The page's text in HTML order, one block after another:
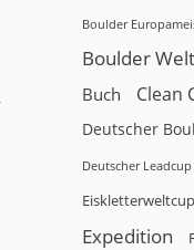
Boulder
Boulder
Buch Clean
Deutscher
Deutscher Leadcup
Eiskletterweltcup
Expedition